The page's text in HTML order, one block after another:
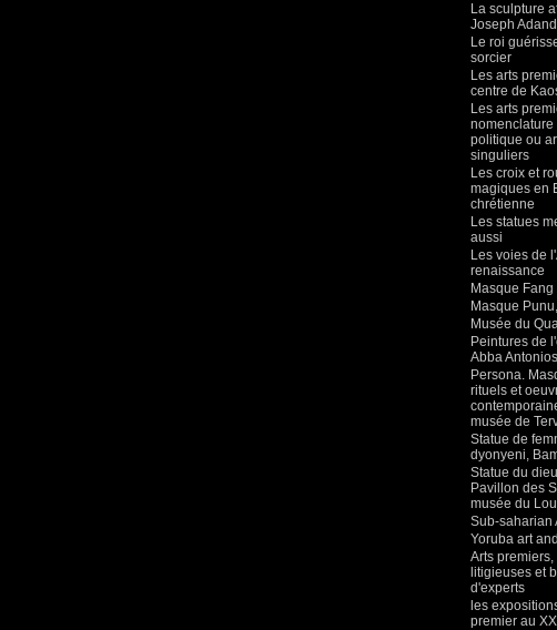
La sculpture
Joseph
Le roi
sorcier
Les arts
centre de
Les arts
nomenclature
politique ou
singuliers
Les croix et
magiques en
chrétienne
Les statues
aussi
Les voies de
renaissance
Masque Fang
Masque
Musée du
Peintures de
Abba Antonios
Persona.
rituels et
musée de
Statue de
dyonyeni,
Statue du
Pavillon des
musée du
Sub-saharian
Yoruba art
Arts
litigieuses et
d'experts
les
premier au